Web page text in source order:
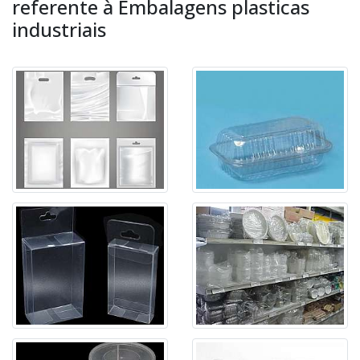
referente à Embalagens plasticas
industriais